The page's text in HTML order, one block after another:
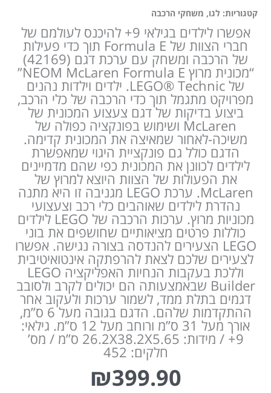
קטגוריות: לגו, משחקי הרכבה
אפשרו לילדים בגילאי 9+ להיכנס לעולמם של
חברי הצוות של Formula E תוך כדי פעילות
של הרכבה ומשחק עם ערכת דגם (42169)
“מכונית מרוץ NEOM McLaren Formula E”
של LEGO® Technic. ילדים וילדות נהנים
מפרויקט מתגמל תוך כדי הרכבה של כלי הרכב,
ביצוע בדיקות של דגם צעצוע המכונית של
McLaren ושימוש בפונקציה כפולה של
משיכה-לאחור שמאיצה את המכונית קדימה.
הדגם כולל גם פונקציית היגוי שמאפשרת
לילדים לכוונן את המכונית כפי שהם מדמיינים
את הפעולות של הצוות היוצא למרוץ של
McLaren. ערכת LEGO מגניבה זו היא מתנה
נהדרת לילדים שאוהבים כלי רכב וצעצועי
מכוניות מרוץ. ערכות הרכבה של LEGO לילדים
כוללות פרטים מציאותיים שחושפים את בוני
LEGO הצעירים להנדסה בצורה נגישה. אפשרו
לצעירים שלכם לצאת להרפתקה אינטואיטיבית
וללכת בעקבות הנחיות האפליקציה LEGO
Builder שבאמצעותה הם יכולים לקרב ולסובב
דגמים בתלת ממד, לשמור ערכות ולעקוב אחר
ההתקדמות שלהם. הדגם בגובה מעל 6 ס”מ,
אורך מעל 31 ס”מ ורוחב מעל 12 ס”מ. גילאי:
9+ / מידות: 26.2X38.2X5.65 ס”מ / מס’
חלקים: 452
₪399.90